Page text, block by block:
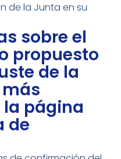
de la Junta en su
sobre el
propuesto
de la
más
página
de